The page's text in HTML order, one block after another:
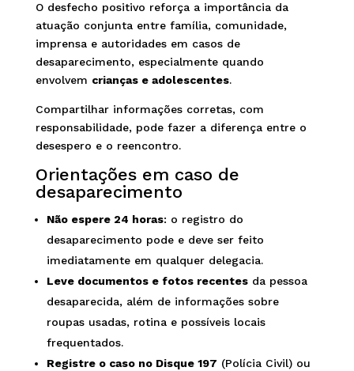
O desfecho positivo reforça a importância da
atuação conjunta entre família, comunidade,
imprensa e autoridades em casos de
desaparecimento, especialmente quando
envolvem crianças e adolescentes.
Compartilhar informações corretas, com
responsabilidade, pode fazer a diferença entre o
desespero e o reencontro.
Orientações em caso de
desaparecimento
Não espere 24 horas: o registro do
desaparecimento pode e deve ser feito
imediatamente em qualquer delegacia.
Leve documentos e fotos recentesda pessoa
desaparecida, além de informações sobre
roupas usadas, rotina e possíveis locais
frequentados.
Registre o caso no Disque 197 (Polícia Civil) ou